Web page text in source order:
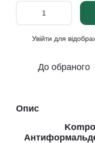
Увійти для
До обраного
Опис